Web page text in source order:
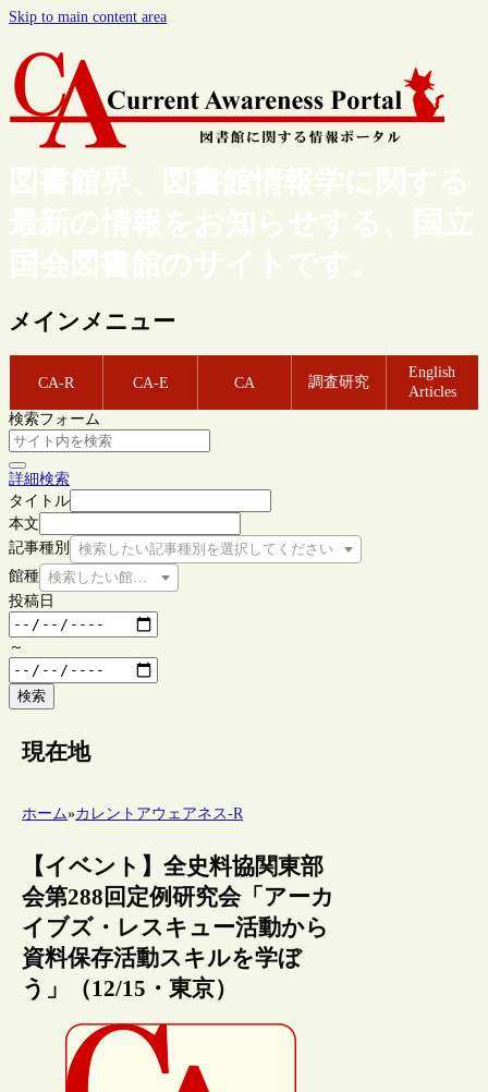
Skip to main content area
図書館界、図書館情報学に関する
最新の情報をお知らせする、国立
国会図書館のサイトです。
メインメニュー
CA-R CA-E CA 調査研究
English
Articles
検索フォーム
詳細検索
タイトル
本文
記事種別
検索したい記事種別を選択してください
館種 検索したい館種を選択してください
投稿日
～
検索
現在地
ホーム»カレントアウェアネス-R
【イベント】全史料協関東部
会第288回定例研究会「アーカ
イブズ・レスキュー活動から
資料保存活動スキルを学ぼ
う」（12/15・東京）